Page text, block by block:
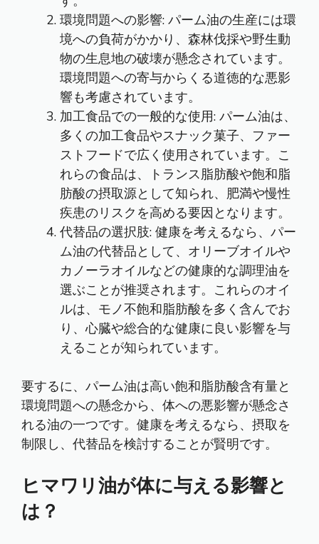
環境問題への影響: パーム油の生産には環
境への負荷がかかり、森林伐採や野生動
物の生息地の破壊が懸念されています。
環境問題への寄与からくる道徳的な悪影
響も考慮されています。
加工食品での一般的な使用: パーム油は、
多くの加工食品やスナック菓子、ファー
ストフードで広く使用されています。こ
れらの食品は、トランス脂肪酸や飽和脂
肪酸の摂取源として知られ、肥満や慢性
疾患のリスクを高める要因となります。
代替品の選択肢: 健康を考えるなら、パー
ム油の代替品として、オリーブオイルや
カノーラオイルなどの健康的な調理油を
選ぶことが推奨されます。これらのオイ
ルは、モノ不飽和脂肪酸を多く含んでお
り、心臓や総合的な健康に良い影響を与
えることが知られています。
要するに、パーム油は高い飽和脂肪酸含有量と
環境問題への懸念から、体への悪影響が懸念さ
れる油の一つです。健康を考えるなら、摂取を
制限し、代替品を検討することが賢明です。
ヒマワリ油が体に与える影響と
は？